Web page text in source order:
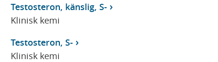
Testosteron, känslig, S-
Klinisk kemi
Testosteron, S-
Klinisk kemi